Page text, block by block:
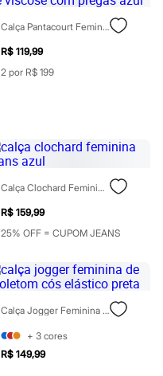
Calça Pantacourt Feminina De Viscose Com Pregas Azul
R$ 119,99
2 por R$ 199
Calça Clochard Feminina Jeans Azul
R$ 159,99
25% OFF = CUPOM JEANS
Calça Jogger Feminina De Moletom Cós Elástico Preta
+ 3 cores
R$ 149,99